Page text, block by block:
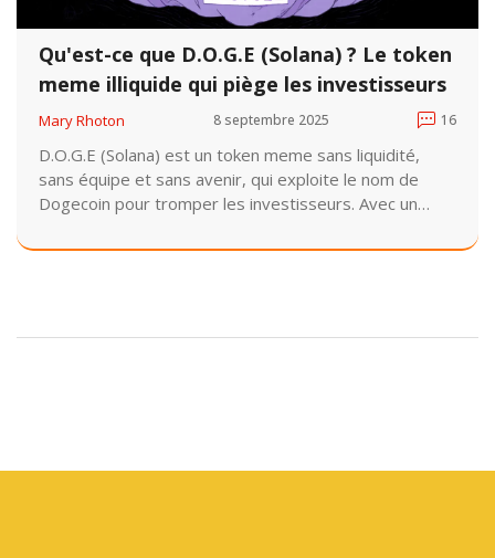
Qu'est-ce que D.O.G.E (Solana) ? Le token
meme illiquide qui piège les investisseurs
Mary Rhoton 8 septembre 2025 16
D.O.G.E (Solana) est un token meme sans liquidité,
sans équipe et sans avenir, qui exploite le nom de
Dogecoin pour tromper les investisseurs. Avec un
comme un projet mort.